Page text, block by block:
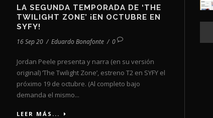
LA SEGUNDA TEMPORADA DE ‘THE
TWILIGHT ZONE’ ¡EN OCTUBRE EN
SYFY!
16 Sep 20 / Eduardo Bonafonte / 0
Jordan Peele presenta y narra (en su versión
original) ‘The Twilight Zone’, estreno T2 en SYFY el
próximo 19 de octubre. (Al completo bajo
demanda el mismo...
LEER MÁS...